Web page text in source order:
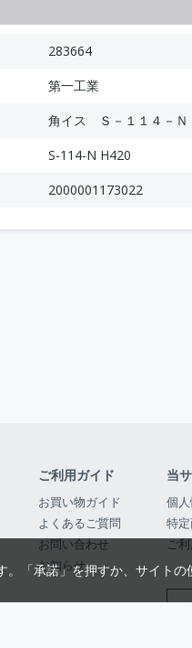
283664
第一工業
角イス Ｓ－１１４－
S-114-N H420
2000001173022
ご利用ガイド
お買い物ガイド
よくあるご質問
お問い合わせ
お知らせ
当
個
特
ご
「承諾」を押すか、サイト